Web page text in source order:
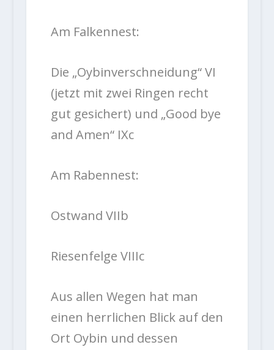
Am Falkennest:
Die „Oybinverschneidung“ VI
(jetzt mit zwei Ringen recht
gut gesichert) und „Good bye
and Amen“ IXc
Am Rabennest:
Ostwand VIIb
Riesenfelge VIIIc
Aus allen Wegen hat man
einen herrlichen Blick auf den
Ort Oybin und dessen